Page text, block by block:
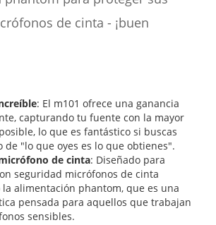
de cinta - ¡buen
: El m101 ofrece una ganancia
capturando tu fuente con la mayor
lo que es fantástico si buscas
de "lo que oyes es lo que obtienes".
de cinta: Diseñado para
seguridad micrófonos de cinta
alimentación phantom, que es una
pensada para aquellos que trabajan
sensibles.